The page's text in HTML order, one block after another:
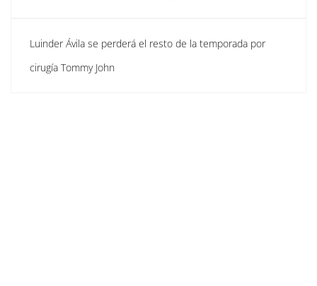
Luinder Ávila se perderá el resto de la temporada por
cirugía Tommy John